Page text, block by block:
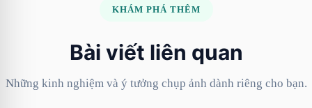
KHÁM PHÁ THÊM
Bài viết liên quan
Những kinh nghiệm và ý tưởng chụp ảnh dành riêng cho bạn.